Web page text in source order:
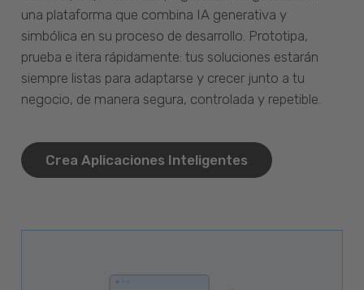
una plataforma que combina IA generativa y
simbólica en su proceso de desarrollo. Prototipa,
prueba e itera rápidamente: tus soluciones estarán
siempre listas para adaptarse y crecer junto a tu
negocio, de manera segura, controlada y repetible.
Crea Aplicaciones Inteligentes